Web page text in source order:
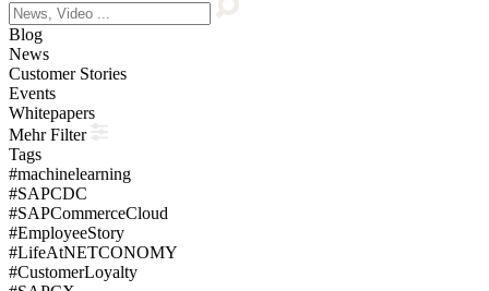
Blog
News
Customer Stories
Events
Whitepapers
Mehr Filter
Tags
#machinelearning
#SAPCDC
#SAPCommerceCloud
#EmployeeStory
#LifeAtNETCONOMY
#CustomerLoyalty